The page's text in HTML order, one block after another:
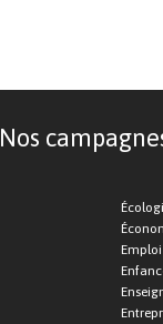
Nos
Emploi